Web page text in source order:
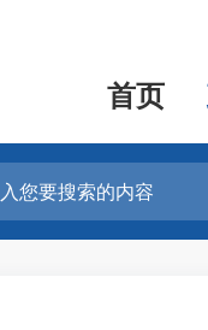
首页